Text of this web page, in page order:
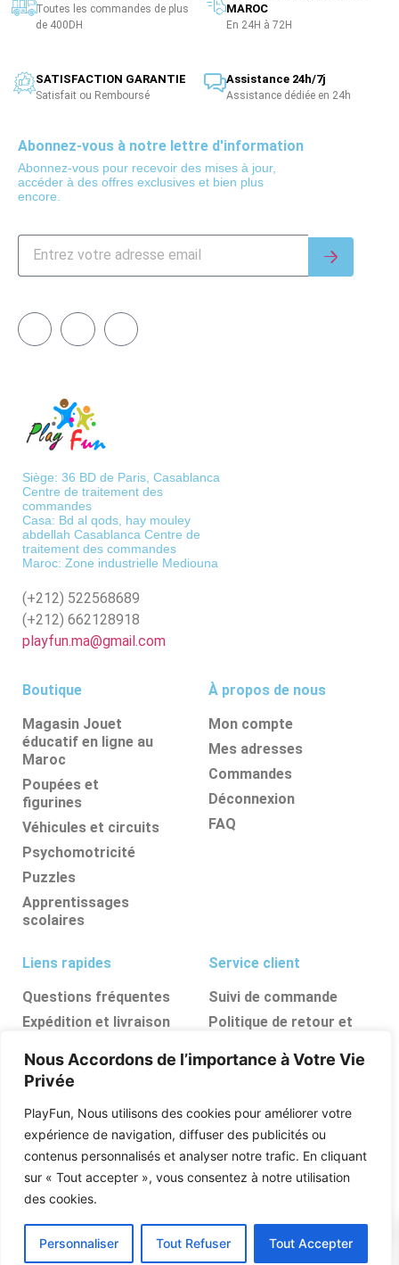
Nous Accordons de l’importance à Votre Vie
Privée
PlayFun, Nous utilisons des cookies pour améliorer votre
expérience de navigation, diffuser des publicités ou
contenus personnalisés et analyser notre trafic. En cliquant
sur « Tout accepter », vous consentez à notre utilisation
des cookies.
Personnaliser Tout Refuser Tout Accepter
Toutes les commandes de plus
de 400DH
MAROC
En 24H à 72H
SATISFACTION GARANTIE
Satisfait ou Remboursé
Assistance 24h/7j
Assistance dédiée en 24h
Abonnez-vous à notre lettre d'information
Abonnez-vous pour recevoir des mises à jour,
accéder à des offres exclusives et bien plus
encore.
Siège: 36 BD de Paris, Casablanca
Centre de traitement des
commandes
Casa: Bd al qods, hay mouley
abdellah Casablanca Centre de
traitement des commandes
Maroc: Zone industrielle Mediouna
(+212) 522568689
(+212) 662128918
playfun.ma@gmail.com
Boutique
Magasin Jouet
éducatif en ligne au
Maroc
Poupées et
figurines
Véhicules et circuits
Psychomotricité
Puzzles
Apprentissages
scolaires
À propos de nous
Mon compte
Mes adresses
Commandes
Déconnexion
FAQ
Liens rapides
Questions fréquentes
Expédition et livraison
remboursements
Ressources, conseils et
astuces
Boutique
Qui sommes nous
Posez vos questions
Service client
Suivi de commande
Politique de retour et
FAQ
PlayFun © 2026 Tous Les Droits Sont Réservés .